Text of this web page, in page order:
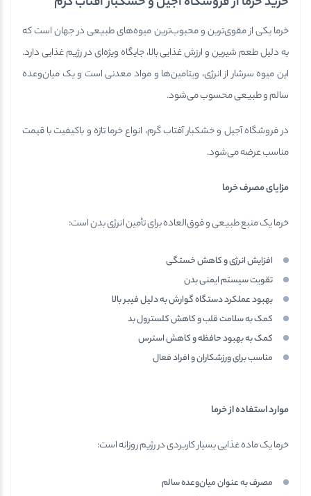
خرما یکی از مقوی‌ترین و محبوب‌ترین میوه‌های طبیعی در جهان است که
به دلیل طعم شیرین و ارزش غذایی بالا، جایگاه ویژه‌ای در رژیم غذایی دارد.
این میوه سرشار از انرژی، ویتامین‌ها و مواد معدنی است و یک میان‌وعده
سالم و طبیعی محسوب می‌شود.
در فروشگاه آجیل و خشکبار آفتاب گرم، انواع خرما تازه و باکیفیت با قیمت
مناسب عرضه می‌شود.
مزایای مصرف خرما
خرما یک منبع طبیعی و فوق‌العاده برای تأمین انرژی بدن است:
افزایش انرژی و کاهش خستگی
تقویت سیستم ایمنی بدن
بهبود عملکرد دستگاه گوارش به دلیل فیبر بالا
کمک به سلامت قلب و کاهش کلسترول بد
کمک به بهبود حافظه و کاهش استرس
مناسب برای ورزشکاران و افراد فعال
موارد استفاده از خرما
خرما یک ماده غذایی بسیار کاربردی در رژیم روزانه است:
مصرف به عنوان میان‌وعده سالم